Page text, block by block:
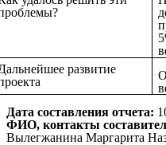
развитие
Дата составления отчета:
ФИО, контакты
Вылегжанина Маргарита